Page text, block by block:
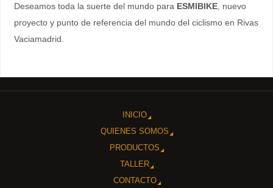
Deseamos toda la suerte del mundo para ESMIBIKE, nuevo
proyecto y punto de referencia del mundo del ciclismo en Rivas
Vaciamadrid.
INICIO
QUIENES SOMOS
PRODUCTOS
TALLER
CONTACTO